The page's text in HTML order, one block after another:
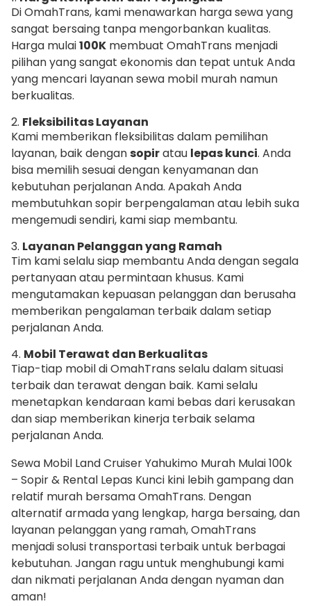
Di OmahTrans, kami menawarkan harga sewa yang
sangat bersaing tanpa mengorbankan kualitas.
Harga mulai100K membuat OmahTrans menjadi
pilihan yang sangat ekonomis dan tepat untuk Anda
yang mencari layanan sewa mobil murah namun
berkualitas.
2. Fleksibilitas Layanan
Kami memberikan fleksibilitas dalam pemilihan
layanan, baik dengansopiratau lepas kunci. Anda
bisa memilih sesuai dengan kenyamanan dan
kebutuhan perjalanan Anda. Apakah Anda
membutuhkan sopir berpengalaman atau lebih suka
mengemudi sendiri, kami siap membantu.
3. Layanan Pelanggan yang Ramah
Tim kami selalu siap membantu Anda dengan segala
pertanyaan atau permintaan khusus. Kami
mengutamakan kepuasan pelanggan dan berusaha
memberikan pengalaman terbaik dalam setiap
perjalanan Anda.
4. Mobil Terawat dan Berkualitas
Tiap-tiap mobil di OmahTrans selalu dalam situasi
terbaik dan terawat dengan baik. Kami selalu
menetapkan kendaraan kami bebas dari kerusakan
dan siap memberikan kinerja terbaik selama
perjalanan Anda.
Sewa Mobil Land Cruiser Yahukimo Murah Mulai 100k
– Sopir & Rental Lepas Kunci kini lebih gampang dan
relatif murah bersama OmahTrans. Dengan
alternatif armada yang lengkap, harga bersaing, dan
layanan pelanggan yang ramah, OmahTrans
menjadi solusi transportasi terbaik untuk berbagai
kebutuhan. Jangan ragu untuk menghubungi kami
dan nikmati perjalanan Anda dengan nyaman dan
aman!